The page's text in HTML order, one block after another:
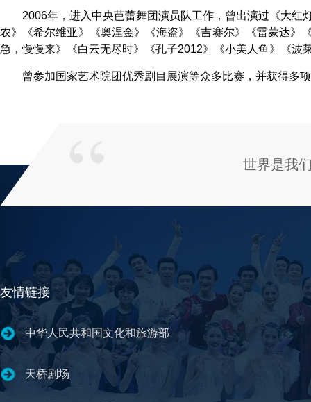
2006年，进入中央芭蕾舞团演员队工作，曾出演过《大
农》《希尔维亚》《奥涅金》《海盗》《吉赛尔》《雷蒙达》
急，慢慢来》《白云无尽时》《孔子2012》《小美人鱼》《波
曾参加国家艺术院团优秀剧目展演等众多比赛，并获得多
世界是我
友情链接
中华人民共和国文化和旅游部
天桥剧场